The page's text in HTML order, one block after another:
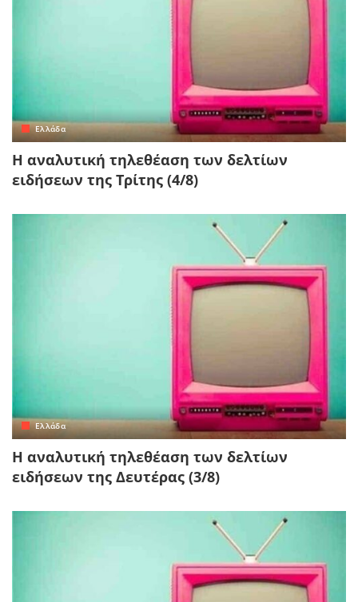
Ελλάδα
Η αναλυτική τηλεθέαση των δελτίων
ειδήσεων της Τρίτης (4/8)
Ελλάδα
Η αναλυτική τηλεθέαση των δελτίων
ειδήσεων της Δευτέρας (3/8)